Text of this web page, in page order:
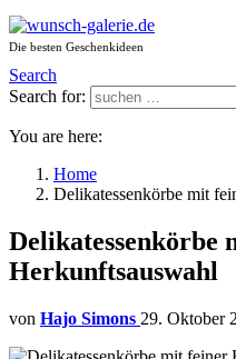
Die besten Geschenkideen
Search
Search for:
You are here:
Home
Delikatessenkörbe mit
Delikatessenkörbe
Herkunftsauswahl
von Hajo Simons 29. Oktober